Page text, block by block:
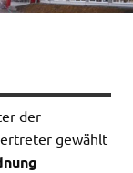
der
gewählt